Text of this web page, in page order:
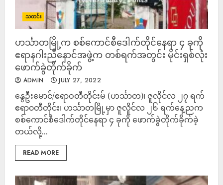
သတင်း
ဟင်္သာတမြို့က စစ်ကောင်စီဒေါက်တိုင်နေရာ ၄ ခုကို
ဧရာနဂါးညီနောင်အဖွဲ့က တစ်ရက်အတွင်း မိုင်းရှစ်လုံး
ဖောက်ခွဲတိုက်ခိုက်
ADMIN JULY 27, 2022
နွေဦးမောင်/ဧရာဝတီတိုင်းမ် (ဟင်္သာတ)၊ ဇူလိုင်လ ၂၇ ရက်
ဧရာ၀တီတိုင်း၊ ဟင်္သာတမြို့မှာ ဇူလိူင်လ ၂၆ ရက်နေ့ညက
စစ်ကောင်စီဒေါက်တိုင်နေရာ ၄ ခုကို ဖောက်ခွဲတိုက်ခိုက်ခဲ့
တယ်လို့...
READ MORE